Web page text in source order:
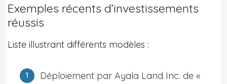
Exemples récents d’investissements
réussis
Liste illustrant différents modèles :
Déploiement par Ayala Land Inc. de «